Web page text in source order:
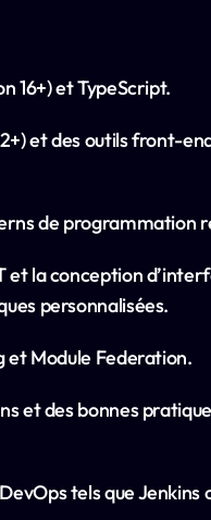
16+) et TypeScript.
et des outils front-
de programmation
et la conception
personnalisées.
et Module Federation.
et des bonnes
tels que Jenkins